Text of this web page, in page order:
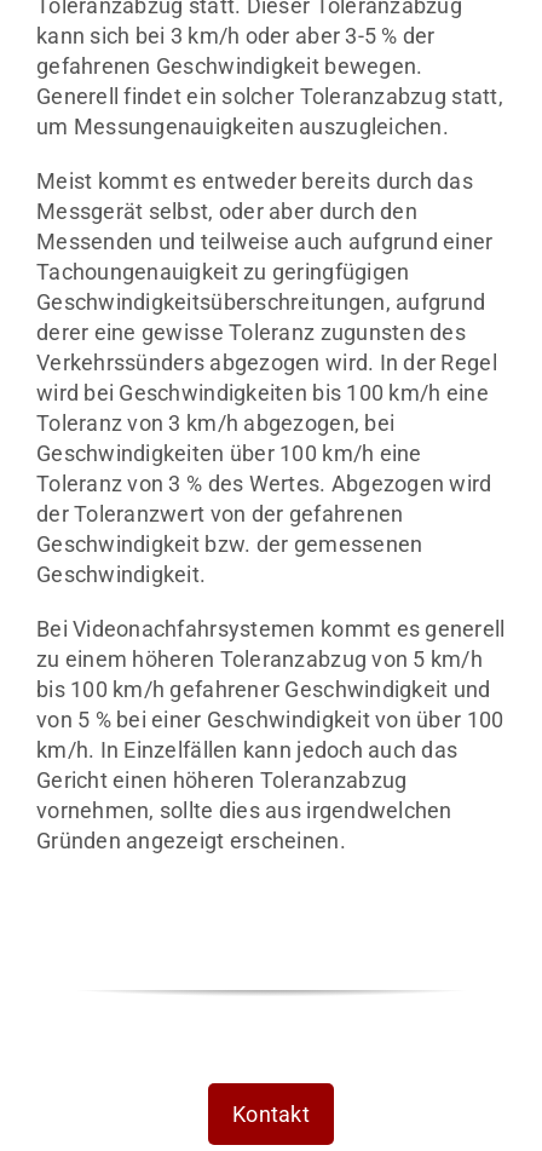
Toleranzabzug statt. Dieser Toleranzabzug
kann sich bei 3 km/h oder aber 3-5 % der
gefahrenen Geschwindigkeit bewegen.
Generell findet ein solcher Toleranzabzug statt,
um Messungenauigkeiten auszugleichen.
Meist kommt es entweder bereits durch das
Messgerät selbst, oder aber durch den
Messenden und teilweise auch aufgrund einer
Tachoungenauigkeit zu geringfügigen
Geschwindigkeitsüberschreitungen, aufgrund
derer eine gewisse Toleranz zugunsten des
Verkehrssünders abgezogen wird. In der Regel
wird bei Geschwindigkeiten bis 100 km/h eine
Toleranz von 3 km/h abgezogen, bei
Geschwindigkeiten über 100 km/h eine
Toleranz von 3 % des Wertes. Abgezogen wird
der Toleranzwert von der gefahrenen
Geschwindigkeit bzw. der gemessenen
Geschwindigkeit.
Bei Videonachfahrsystemen kommt es generell
zu einem höheren Toleranzabzug von 5 km/h
bis 100 km/h gefahrener Geschwindigkeit und
von 5 % bei einer Geschwindigkeit von über 100
km/h. In Einzelfällen kann jedoch auch das
Gericht einen höheren Toleranzabzug
vornehmen, sollte dies aus irgendwelchen
Gründen angezeigt erscheinen.
Kontakt